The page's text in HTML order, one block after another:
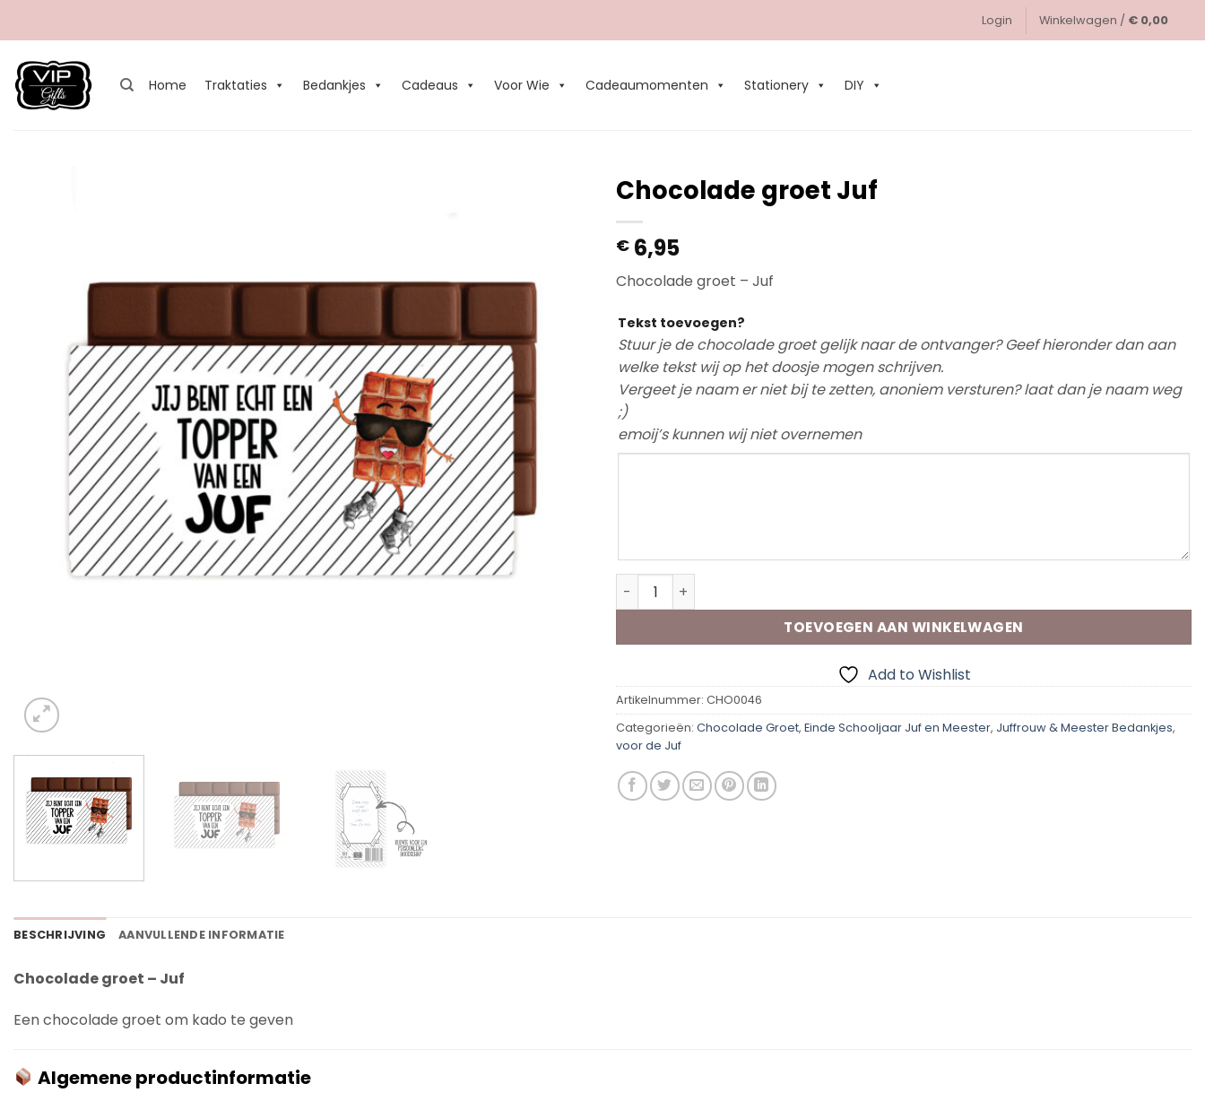
Login Winkelwagen / € 0,00
Home Traktaties Bedankjes Cadeaus Voor Wie Cadeaumomenten Stationery DIY
Chocolade groet Juf
€ 6,95
Chocolade groet – Juf
Tekst toevoegen?
Stuur je de chocolade groet gelijk naar de ontvanger? Geef hieronder dan aan
welke tekst wij op het doosje mogen schrijven.
Vergeet je naam er niet bij te zetten, anoniem versturen? laat dan je naam weg
;)
emoij’s kunnen wij niet overnemen
Chocolade groet Juf aantal
TOEVOEGEN AAN WINKELWAGEN
Add to Wishlist
Artikelnummer: CHO0046
Categorieën: Chocolade Groet, Einde Schooljaar Juf en Meester, Juffrouw & Meester Bedankjes,
voor de Juf
BESCHRIJVING AANVULLENDE INFORMATIE
Chocolade groet – Juf
Een chocolade groet om kado te geven
Algemene productinformatie